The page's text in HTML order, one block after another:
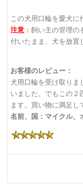
この犬用口輪を愛犬に
注意 ： 飼い主の管理の
付いたまま、犬を放置
お客様のレビュー：
犬用口輪を受け取りま
いました。でもこの２
ます。買い物に満足し
名前、国：マイクル、